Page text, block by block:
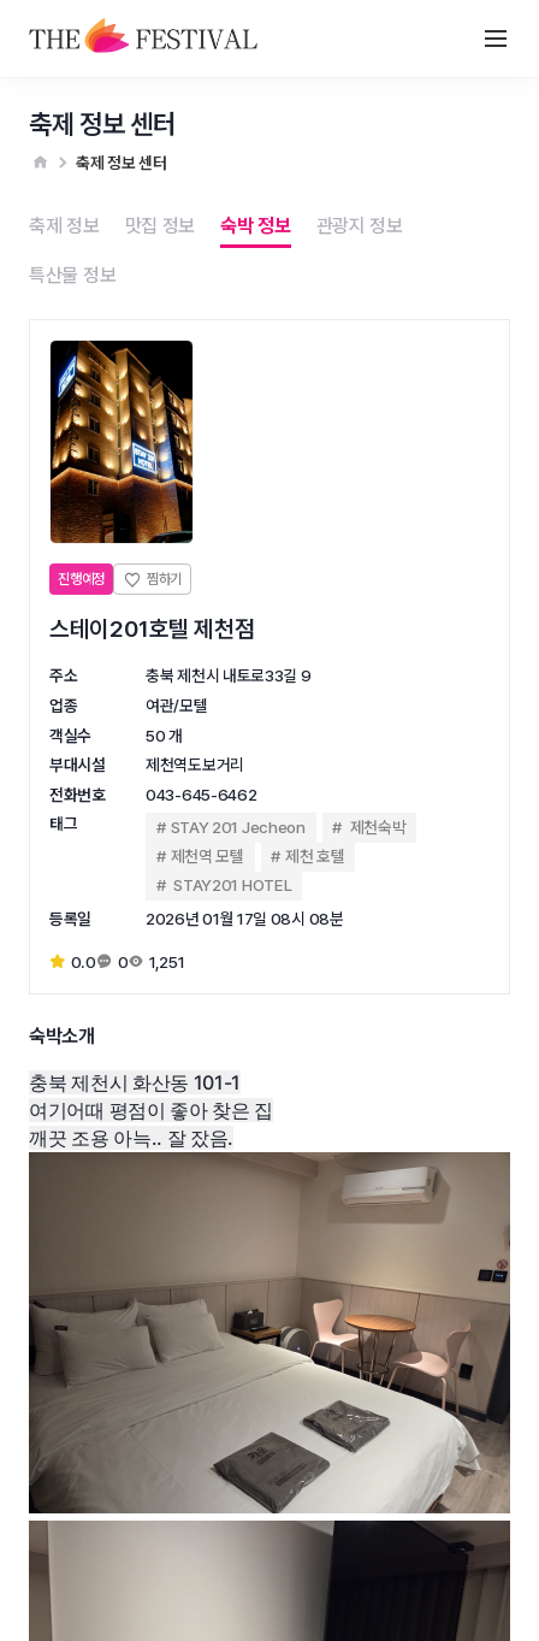
축제 정보 센터
축제 정보 센터
축제 정보 맛집 정보 숙박 정보 관광지 정보
특산물 정보
진행예정
스테이201호텔 제천점
주소
충북 제천시 내토로33길 9
업종
여관/모텔
객실수
50 개
부대시설
제천역도보거리
전화번호
043-645-6462
태그
STAY 201 Jecheon
제천숙박
제천역 모텔
제천 호텔
STAY201 HOTEL
등록일
2026년 01월 17일 08시 08분
0.0 0 1,251
숙박소개
충북 제천시 화산동 101-1
여기어때 평점이 좋아 찾은 집
깨끗 조용 아늑.. 잘 잤음.